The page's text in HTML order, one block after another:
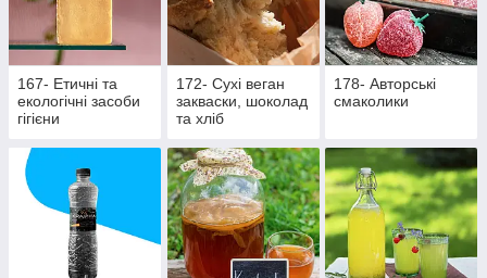
167- Етичні та
екологічні засоби
гігієни
172- Сухі веган
закваски, шоколад
та хліб
178- Авторські
смаколики